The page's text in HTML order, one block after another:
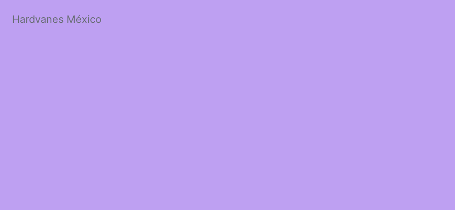
Hardvanes México